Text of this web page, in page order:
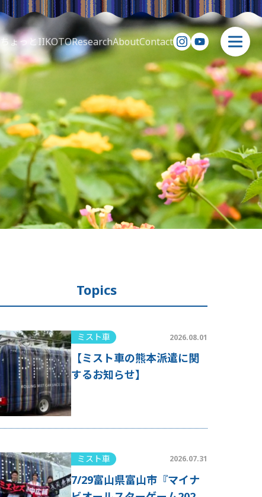
ちょっとIIKOTOResearchAboutContact
Topics
ミスト車 2026.08.01
【ミスト車の熊本派遣に関
するお知らせ】
ミスト車 2026.07.31
7/29富山県富山市『マイナ